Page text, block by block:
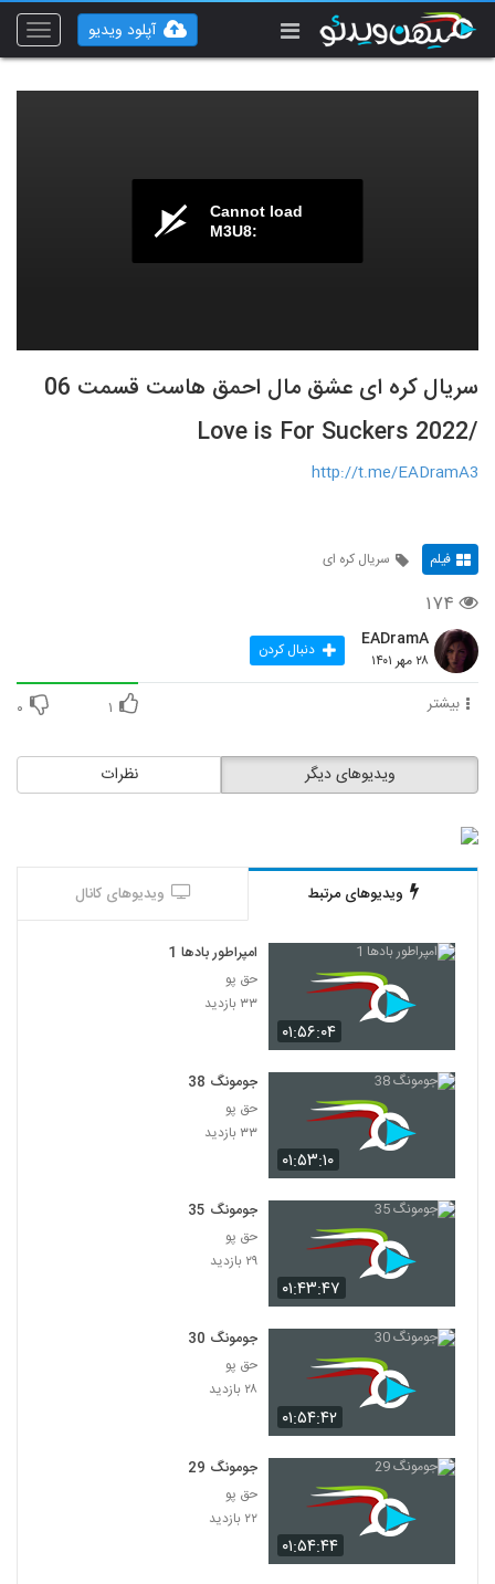
Toggle
آپلود ویدیو
Cannot load
M3U8:
سریال کره ای عشق مال احمق هاست قسمت 06
/Love is For Suckers 2022
http://t.me/EADramA3
فیلم سریال کره ای
۱۷۴
EADramA
۲۸ مهر ۱۴۰۱ دنبال کردن
بیشتر ۱ ۰
نظرات ویدیوهای دیگر
ویدیوهای مرتبط ویدیوهای کانال
۰۱:۵۶:۰۴
امپراطور بادها 1
حق پو
۳۳ بازدید
۰۱:۵۳:۱۰
جومونگ 38
حق پو
۳۳ بازدید
۰۱:۴۳:۴۷
جومونگ 35
حق پو
۲۹ بازدید
۰۱:۵۴:۴۲
جومونگ 30
حق پو
۲۸ بازدید
۰۱:۵۴:۴۴
جومونگ 29
حق پو
۲۲ بازدید